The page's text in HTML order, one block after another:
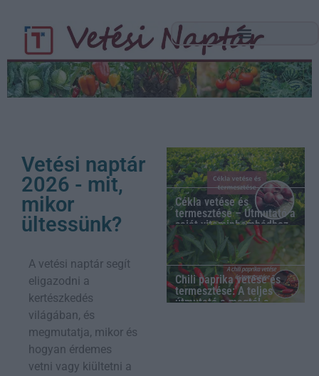
Vetési naptár
2026 - mit,
mikor
ültessünk?
A vetési naptár segít
eligazodni a
kertészkedés
világában, és
megmutatja, mikor és
hogyan érdemes
vetni vagy kiültetni a
Cékla vetése és
termesztése – Útmutató a
saját vitaminbombádhoz
Chili paprika vetése és
termesztése: A teljes
útmutató a magtól a